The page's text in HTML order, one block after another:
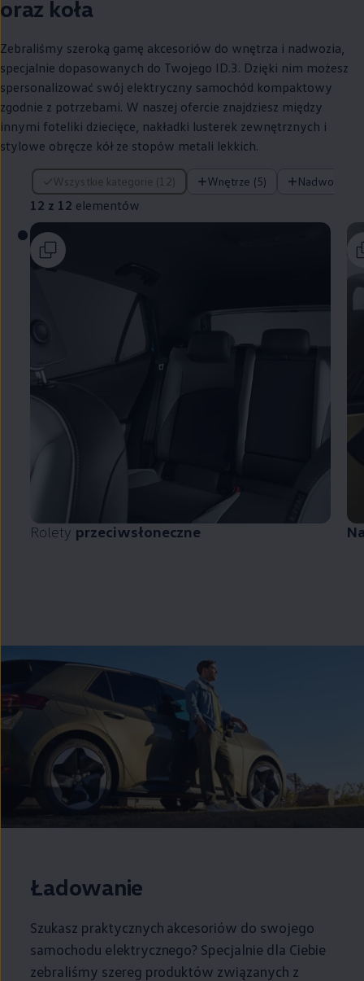
oraz koła
Zebraliśmy szeroką gamę akcesoriów do wnętrza i nadwozia,
specjalnie dopasowanych do Twojego ID.3. Dzięki nim możesz
spersonalizować swój elektryczny samochód kompaktowy
zgodnie z potrzebami. W naszej ofercie znajdziesz między
innymi foteliki dziecięce, nakładki lusterek zewnętrznych i
stylowe obręcze kół ze stopów metali lekkich.
Wszystkie kategorie (12) Wnętrze (5) Nadwozie (4)
12 z 12 elementów
12 z 12 elementów
Rolety przeciwsłoneczne
Ładowanie
Szukasz praktycznych akcesoriów do swojego
samochodu elektrycznego? Specjalnie dla Ciebie
zebraliśmy szereg produktów związanych z